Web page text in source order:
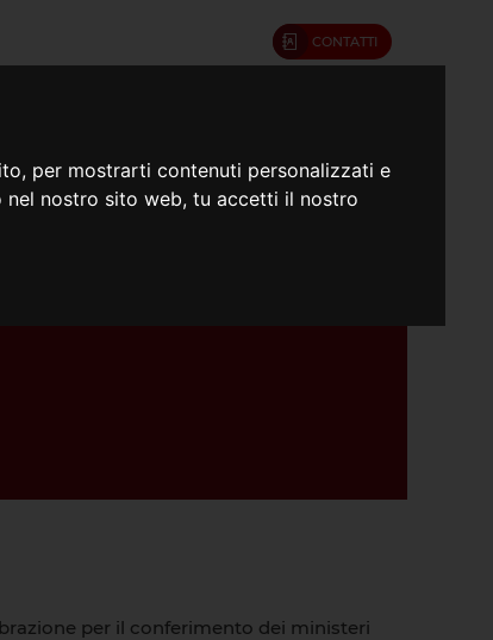
per mostrarti contenuti personalizzati e
nostro sito web, tu accetti il nostro
CONTATTI
per il conferimento dei ministeri